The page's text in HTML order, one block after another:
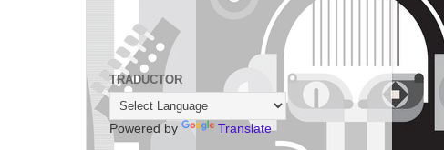
TRADUCTOR
Powered by Translate